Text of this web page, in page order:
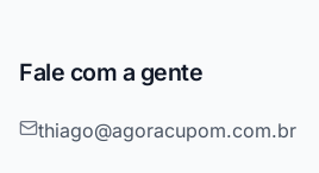
Fale com a gente
thiago@agoracupom.com.br